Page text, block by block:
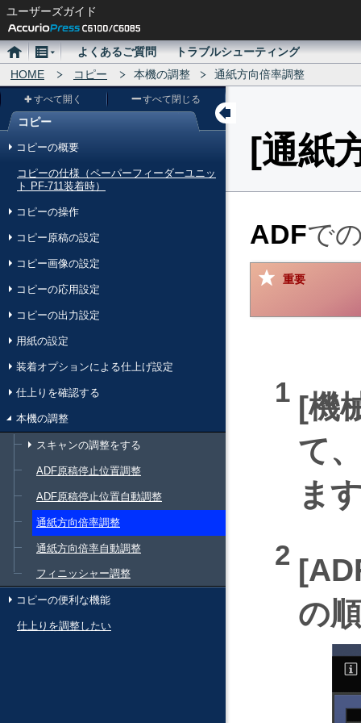
ユーザーズガイド
ホ
ー
メ
ニ
ュ
ー
よくあるご質問
トラブルシューティング
HOME
コピー 本機の調整 通紙方向倍率調整
メ
ー
コピー
すべて開く すべて閉じる
コピーの概要
コピーの仕様（ペーパーフィーダーユニッ
ト PF-711装着時）
コピーの操作
コピー原稿の設定
コピー画像の設定
コピーの応用設定
コピーの出力設定
用紙の設定
装着オプションによる仕上げ設定
仕上りを確認する
本機の調整
スキャンの調整をする
ADF原稿停止位置調整
ADF原稿停止位置自動調整
通紙方向倍率調整
通紙方向倍率自動調整
フィニッシャー調整
コピーの便利な機能
仕上りを調整したい
通紙
ADFで
重要
機
て、
ま
の